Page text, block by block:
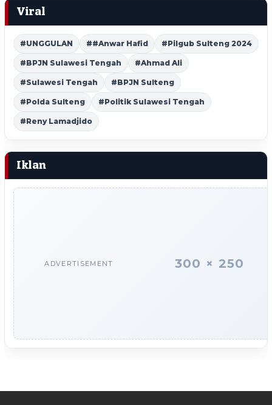
Viral
#UNGGULAN ##Anwar Hafid #Pilgub Sulteng 2024
#BPJN Sulawesi Tengah #Ahmad Ali
#Sulawesi Tengah #BPJN Sulteng
#Polda Sulteng #Politik Sulawesi Tengah
#Reny Lamadjido
Iklan
ADVERTISEMENT 300 × 250